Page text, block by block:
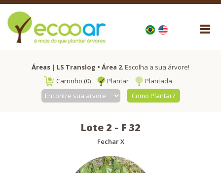
Áreas | LS Translog • Área 2. Escolha a sua árvore!
Carrinho (0)
Plantar
Plantada
Como Plantar?
Lote 2 - F 32
Fechar X